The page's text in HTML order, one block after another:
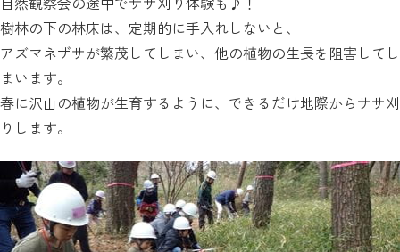
樹林の下の林床は、定期的に手入れしないと、
アズマネザサが繁茂してしまい、他の植物の生長を阻害してし
まいます。
春に沢山の植物が生育するように、できるだけ地際からササ刈
りします。